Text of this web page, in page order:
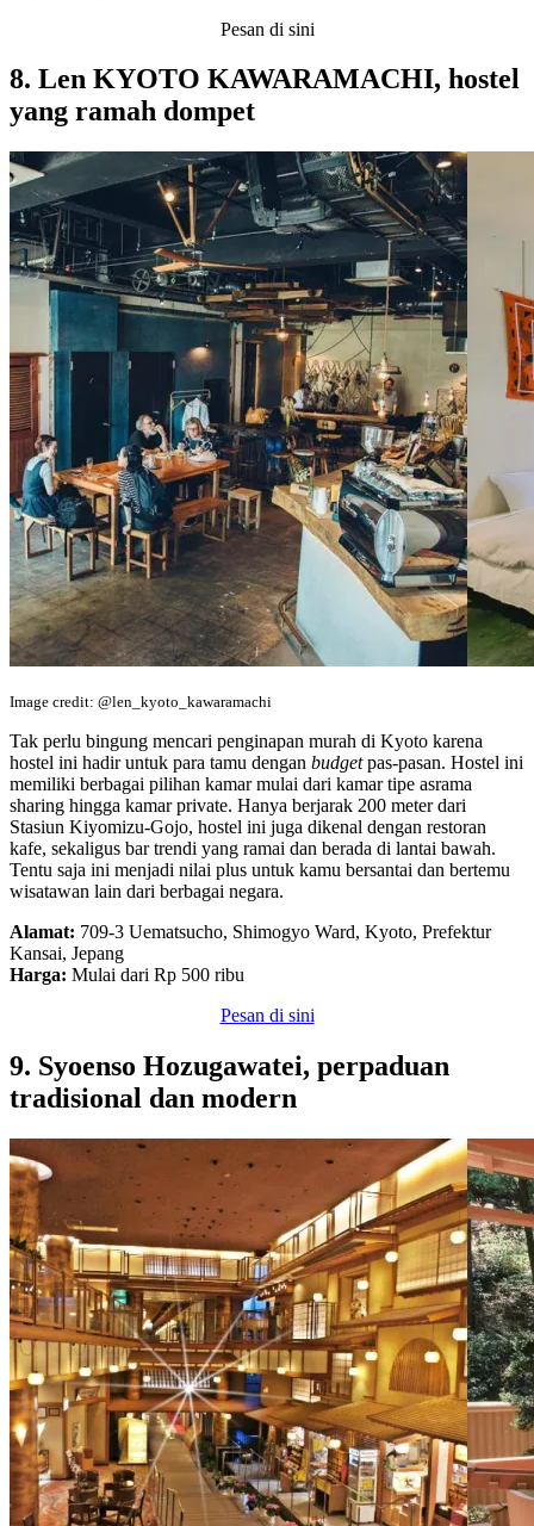
Pesan di sini
8. Len KYOTO KAWARAMACHI, hostel
yang ramah dompet
Image credit: @len_kyoto_kawaramachi
Tak perlu bingung mencari penginapan murah di Kyoto karena
hostel ini hadir untuk para tamu dengan budgetpas-pasan. Hostel ini
memiliki berbagai pilihan kamar mulai dari kamar tipe asrama
sharing hingga kamar private. Hanya berjarak 200 meter dari
Stasiun Kiyomizu-Gojo, hostel ini juga dikenal dengan restoran
kafe, sekaligus bar trendi yang ramai dan berada di lantai bawah.
Tentu saja ini menjadi nilai plus untuk kamu bersantai dan bertemu
wisatawan lain dari berbagai negara.
Alamat: 709-3 Uematsucho, Shimogyo Ward, Kyoto, Prefektur
Kansai, Jepang
Harga: Mulai dari Rp 500 ribu
Pesan di sini
9. Syoenso Hozugawatei, perpaduan
tradisional dan modern